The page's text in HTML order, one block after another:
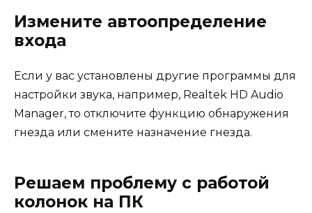
Измените автоопределение
входа
Если у вас установлены другие программы для
настройки звука, например, Realtek HD Audio
Manager, то отключите функцию обнаружения
гнезда или смените назначение гнезда.
Решаем проблему с работой
колонок на ПК